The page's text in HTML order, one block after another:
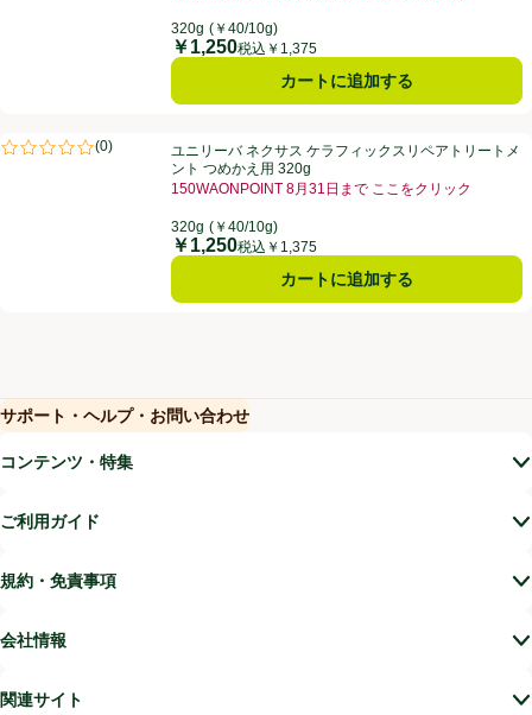
320g (￥40/10g)
価格
￥1,250税込￥1,375
カートに追加する
ユニリーバ ネクサス ケラフィックスリペアトリートメント つめかえ
(0)
評価は0件のレビューで5点中0.0点。ユニリーバ ネクサス ケラフィックスリペアトリートメ
ント つめかえ用 320g
150WAONPOINT 8月31日まで ここをクリック
320g (￥40/10g)
価格
￥1,250税込￥1,375
カートに追加する
サポート・ヘルプ・お問い合わせ
(新しいウィンドウで開く)
コンテンツ・特集
ご利用ガイド
規約・免責事項
会社情報
関連サイト